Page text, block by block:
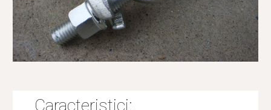
    Caracteristici: